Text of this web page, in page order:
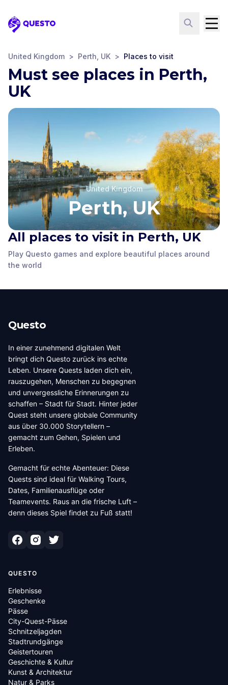
Questo
United Kingdom > Perth, UK > Places to visit
Must see places in Perth,
UK
United Kingdom
Perth, UK
All places to visit in Perth, UK
Play Questo games and explore beautiful places around
the world
The Fergusson Gallery
Perth, UK,United
Kingdom
Perth Sheriff Court
House
Perth, UK,United
Salutation Hotel
Perth, UK,
Questo
In einer zunehmend digitalen Welt
bringt dich Questo zurück ins echte
Leben. Unsere Quests laden dich ein,
rauszugehen, Menschen zu begegnen
und unvergessliche Erinnerungen zu
schaffen – Stadt für Stadt. Hinter jeder
Quest steht unsere globale Community
aus über 30.000 Storytellern –
gemacht zum Gehen, Spielen und
Erleben.
Gemacht für echte Abenteuer: Diese
Quests sind ideal für Walking Tours,
Dates, Familienausflüge oder
Teamevents. Raus an die frische Luft –
denn dieses Spiel findet zu Fuß statt!
QUESTO
Erlebnisse
Geschenke
Pässe
City-Quest-Pässe
Schnitzeljagden
Stadtrundgänge
Geistertouren
Geschichte & Kultur
Kunst & Architektur
Natur & Parks